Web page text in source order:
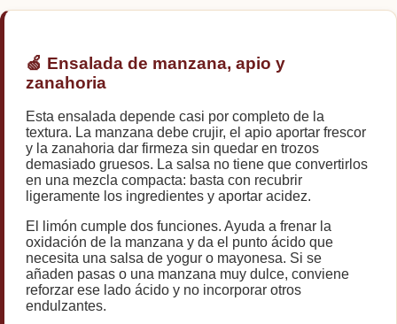
🍏 Ensalada de manzana, apio y
zanahoria
Esta ensalada depende casi por completo de la
textura. La manzana debe crujir, el apio aportar frescor
y la zanahoria dar firmeza sin quedar en trozos
demasiado gruesos. La salsa no tiene que convertirlos
en una mezcla compacta: basta con recubrir
ligeramente los ingredientes y aportar acidez.
El limón cumple dos funciones. Ayuda a frenar la
oxidación de la manzana y da el punto ácido que
necesita una salsa de yogur o mayonesa. Si se
añaden pasas o una manzana muy dulce, conviene
reforzar ese lado ácido y no incorporar otros
endulzantes.